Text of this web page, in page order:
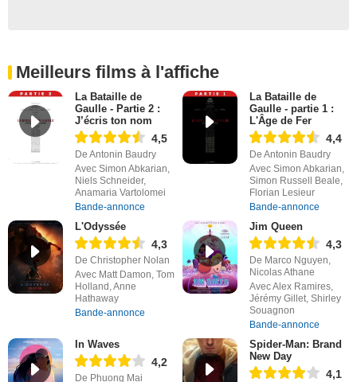
Meilleurs films à l'affiche
La Bataille de
Gaulle - Partie 2 :
J’écris ton nom
4,5
De Antonin Baudry
Avec Simon Abkarian,
Niels Schneider,
Anamaria Vartolomei
Bande-annonce
La Bataille de
Gaulle - partie 1 :
L'Âge de Fer
4,4
De Antonin Baudry
Avec Simon Abkarian,
Simon Russell Beale,
Florian Lesieur
Bande-annonce
L'Odyssée
4,3
De Christopher Nolan
Avec Matt Damon, Tom
Holland, Anne
Hathaway
Bande-annonce
Jim Queen
4,3
De Marco Nguyen,
Nicolas Athane
Avec Alex Ramires,
Jérémy Gillet, Shirley
Souagnon
Bande-annonce
In Waves
4,2
De Phuong Mai
Spider-Man: Brand
New Day
4,1